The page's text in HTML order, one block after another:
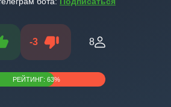
-3 8
РЕЙТИНГ: 63%